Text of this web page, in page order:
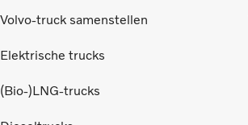
Volvo-truck samenstellen
Elektrische trucks
(Bio-)LNG-trucks